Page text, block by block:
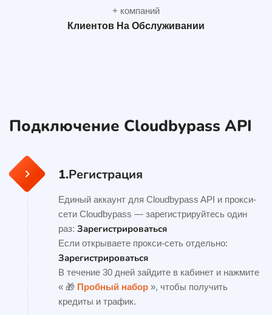
+ компаний
Клиентов На Обслуживании
Подключение Cloudbypass API
1.Регистрация
Единый аккаунт для Cloudbypass API и прокси-
сети Cloudbypass — зарегистрируйтесь один
раз: Зарегистрироваться
Если открываете прокси-сеть отдельно:
Зарегистрироваться
В течение 30 дней зайдите в кабинет и нажмите
« 🎁 Пробный набор », чтобы получить
кредиты и трафик.